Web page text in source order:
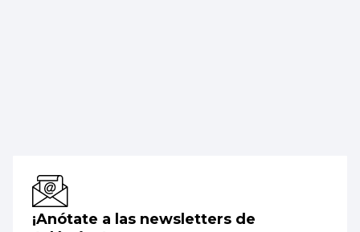
¡Anótate a las newsletters de